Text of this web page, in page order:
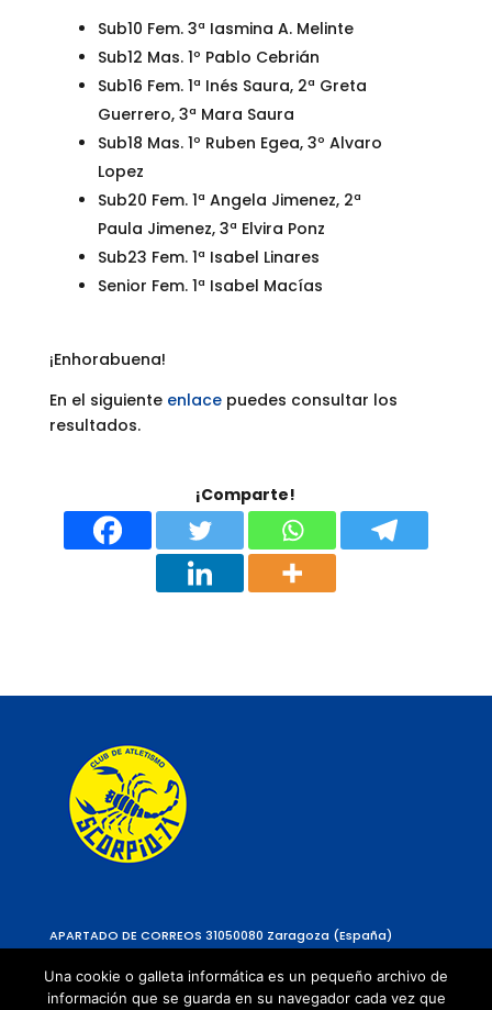
Sub10 Fem. 3ª Iasmina A. Melinte
Sub12 Mas. 1º Pablo Cebrián
Sub16 Fem. 1ª Inés Saura, 2ª Greta
Guerrero, 3ª Mara Saura
Sub18 Mas. 1º Ruben Egea, 3º Alvaro
Lopez
Sub20 Fem. 1ª Angela Jimenez, 2ª
Paula Jimenez, 3ª Elvira Ponz
Sub23 Fem. 1ª Isabel Linares
Senior Fem. 1ª Isabel Macías
¡Enhorabuena!
En el siguiente enlacepuedes consultar los
resultados.
¡Comparte!
APARTADO DE CORREOS 31050080 Zaragoza (España)
Una cookie o galleta informática es un pequeño archivo de
información que se guarda en su navegador cada vez que